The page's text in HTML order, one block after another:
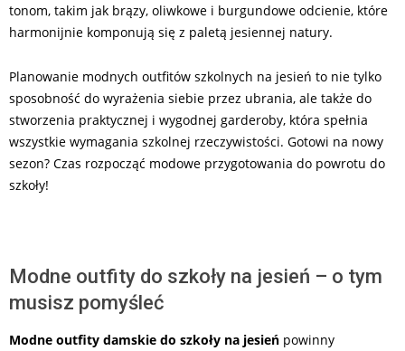
tonom, takim jak brązy, oliwkowe i burgundowe odcienie, które
harmonijnie komponują się z paletą jesiennej natury.
Planowanie modnych outfitów szkolnych na jesień to nie tylko
sposobność do wyrażenia siebie przez ubrania, ale także do
stworzenia praktycznej i wygodnej garderoby, która spełnia
wszystkie wymagania szkolnej rzeczywistości. Gotowi na nowy
sezon? Czas rozpocząć modowe przygotowania do powrotu do
szkoły!
Modne outfity do szkoły na jesień – o tym
musisz pomyśleć
Modne outfity damskie do szkoły na jesień powinny